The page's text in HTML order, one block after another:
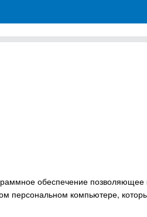
обеспечение позволяющее
персональном компьютере,